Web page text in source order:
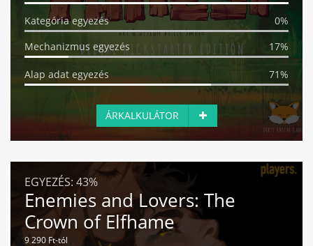
Kategória egyezés
0%
Mechanizmus egyezés
17%
Alap adat egyezés 71%
ÁRKALKULÁTOR
EGYEZÉS: 43%
Enemies and Lovers: The
Crown of Elfhame
9 290 Ft-tól